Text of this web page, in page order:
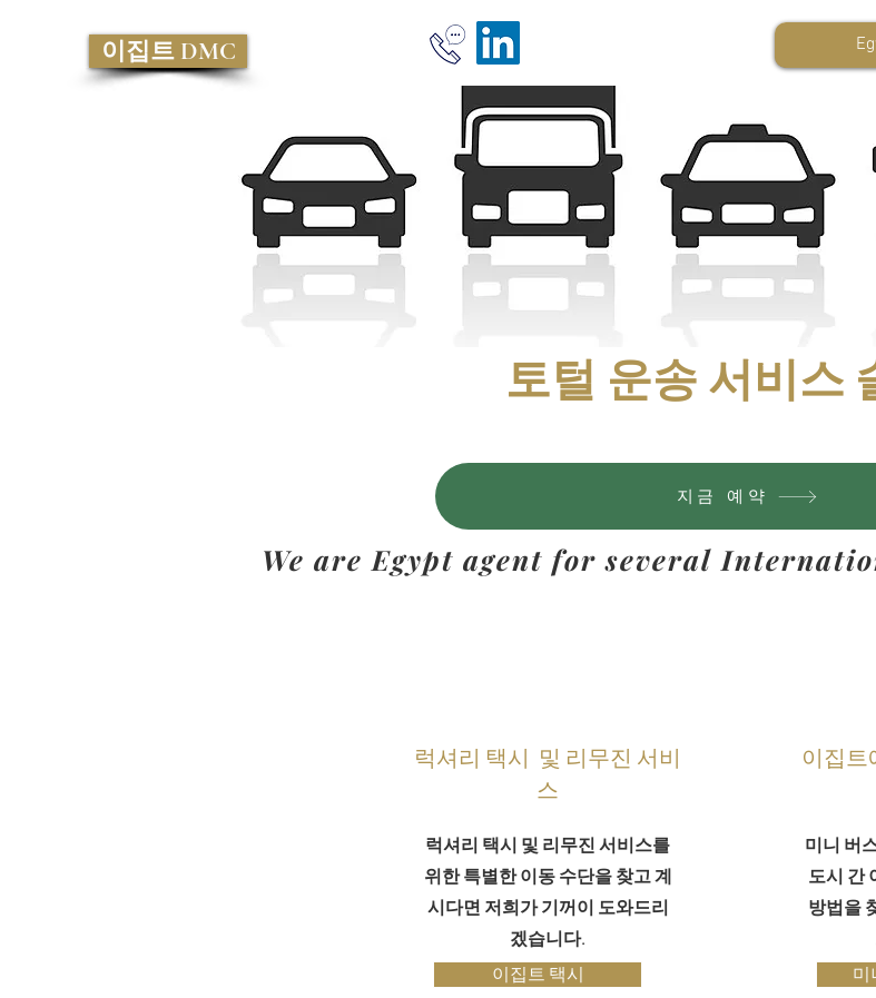
이집트 DMC
토털 운송 서비스
지금 예약
We are Egypt agent for several
럭셔리 택시 및 리무진 서비
스
럭셔리 택시 및 리무진 서비스를
위한 특별한 이동 수단을 찾고 계
시다면 저희가 기꺼이 도와드리
겠습니다.
이집트 택시
이집트
미니 버
도시 간
방법을
미